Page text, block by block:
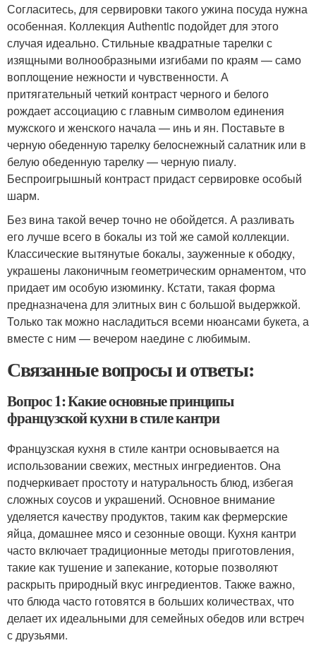
Согласитесь, для сервировки такого ужина посуда нужна
особенная. Коллекция Authentic подойдет для этого
случая идеально. Стильные квадратные тарелки с
изящными волнообразными изгибами по краям — само
воплощение нежности и чувственности. А
притягательный четкий контраст черного и белого
рождает ассоциацию с главным символом единения
мужского и женского начала — инь и ян. Поставьте в
черную обеденную тарелку белоснежный салатник или в
белую обеденную тарелку — черную пиалу.
Беспроигрышный контраст придаст сервировке особый
шарм.
Без вина такой вечер точно не обойдется. А разливать
его лучше всего в бокалы из той же самой коллекции.
Классические вытянутые бокалы, зауженные к ободку,
украшены лаконичным геометрическим орнаментом, что
придает им особую изюминку. Кстати, такая форма
предназначена для элитных вин с большой выдержкой.
Только так можно насладиться всеми нюансами букета, а
вместе с ним — вечером наедине с любимым.
Связанные вопросы и ответы:
Вопрос 1: Какие основные принципы
французской кухни в стиле кантри
Французская кухня в стиле кантри основывается на
использовании свежих, местных ингредиентов. Она
подчеркивает простоту и натуральность блюд, избегая
сложных соусов и украшений. Основное внимание
уделяется качеству продуктов, таким как фермерские
яйца, домашнее мясо и сезонные овощи. Кухня кантри
часто включает традиционные методы приготовления,
такие как тушение и запекание, которые позволяют
раскрыть природный вкус ингредиентов. Также важно,
что блюда часто готовятся в больших количествах, что
делает их идеальными для семейных обедов или встреч
с друзьями.